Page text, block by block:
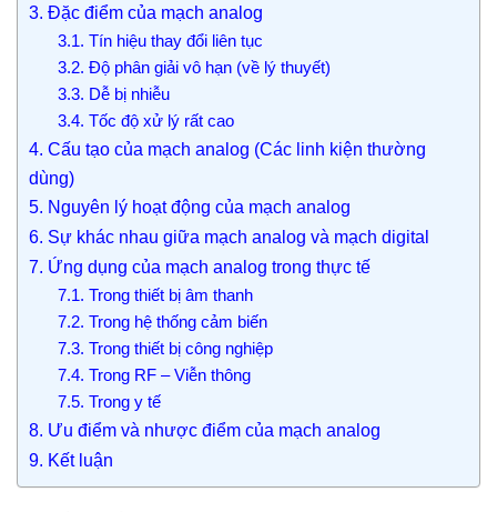
3. Đặc điểm của mạch analog
3.1. Tín hiệu thay đổi liên tục
3.2. Độ phân giải vô hạn (về lý thuyết)
3.3. Dễ bị nhiễu
3.4. Tốc độ xử lý rất cao
4. Cấu tạo của mạch analog (Các linh kiện thường
dùng)
5. Nguyên lý hoạt động của mạch analog
6. Sự khác nhau giữa mạch analog và mạch digital
7. Ứng dụng của mạch analog trong thực tế
7.1. Trong thiết bị âm thanh
7.2. Trong hệ thống cảm biến
7.3. Trong thiết bị công nghiệp
7.4. Trong RF – Viễn thông
7.5. Trong y tế
8. Ưu điểm và nhược điểm của mạch analog
9. Kết luận